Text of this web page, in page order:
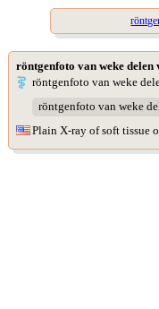
röntgenfoto van weke
röntgenfoto van weke
röntgenfoto van weke
Plain X-ray of soft tissue